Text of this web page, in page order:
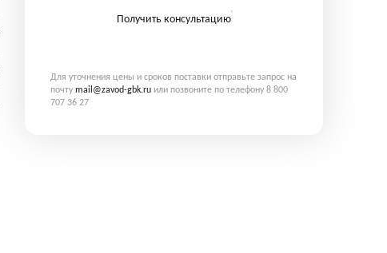
Получить консультацию
Для уточнения цены и сроков поставки отправьте запрос на
почту mail@zavod-gbk.ruили позвоните по телефону 8 800
707 36 27